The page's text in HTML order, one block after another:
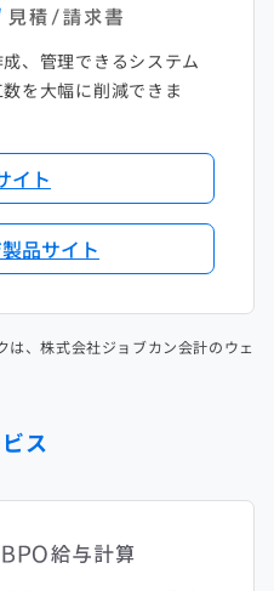
、管理できるシステム
を大幅に削減できま
イト
品サイト
、株式会社ジョブカン会計のウェ
ス